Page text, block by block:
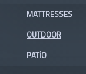
MATTRESSES
OUTDOOR
PATIO